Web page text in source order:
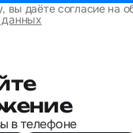
вы даёте согласие на
данных
в телефоне